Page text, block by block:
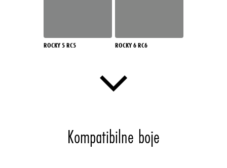
ROCKY 5 RC5 ROCKY 6 RC6
Kompatibilne boje